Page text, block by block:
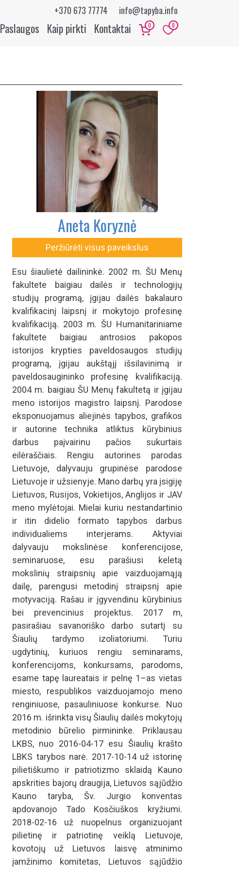
+370 673 77774 info@tapyba.info
Paslaugos Kaip pirkti Kontaktai 0 0
Aneta Koryznė
Peržiūrėti visus paveikslus
Esu šiaulietė dailininkė. 2002 m. ŠU Menų
fakultete baigiau dailės ir technologijų
studijų programą, įgijau dailės bakalauro
kvalifikacinį laipsnį ir mokytojo profesinę
kvalifikaciją. 2003 m. ŠU Humanitariniame
fakultete baigiau antrosios pakopos
istorijos krypties paveldosaugos studijų
programą, įgijau aukštąjį išsilavinimą ir
paveldosaugininko profesinę kvalifikaciją.
2004 m. baigiau ŠU Menų fakultetą ir įgijau
meno istorijos magistro laipsnį. Parodose
eksponuojamus aliejinės tapybos, grafikos
ir autorine technika atliktus kūrybinius
darbus paįvairinu pačios sukurtais
eilėraščiais. Rengiu autorines parodas
Lietuvoje, dalyvauju grupinėse parodose
Lietuvoje ir užsienyje. Mano darbų yra įsigiję
Lietuvos, Rusijos, Vokietijos, Anglijos ir JAV
meno mylėtojai. Mielai kuriu nestandartinio
ir itin didelio formato tapybos darbus
individualiems interjerams. Aktyviai
dalyvauju mokslinėse konferencijose,
seminaruose, esu parašiusi keletą
mokslinių straipsnių apie vaizduojamąją
dailę, parengusi metodinį straipsnį apie
motyvaciją. Rašau ir įgyvendinu kūrybinius
bei prevencinius projektus. 2017 m,
pasirašiau savanoriško darbo sutartį su
Šiaulių tardymo izoliatoriumi. Turiu
ugdytinių, kuriuos rengiu seminarams,
konferencijoms, konkursams, parodoms,
esame tapę laureatais ir pelnę 1–as vietas
miesto, respublikos vaizduojamojo meno
renginiuose, pasauliniuose konkurse. Nuo
2016 m. išrinkta visų Šiaulių dailės mokytojų
metodinio būrelio pirmininke. Priklausau
LKBS, nuo 2016-04-17 esu Šiaulių krašto
LBKS tarybos narė. 2017-10-14 už istorinę
pilietiškumo ir patriotizmo sklaidą Kauno
apskrities bajorų draugija, Lietuvos sąjūdžio
Kauno taryba, Šv. Jurgio konventas
apdovanojo Tado Kosčiuškos kryžiumi.
2018-02-16 už nuopelnus organizuojant
pilietinę ir patriotinę veiklą Lietuvoje,
kovotojų už Lietuvos laisvę atminimo
įamžinimo komitetas, Lietuvos sąjūdžio